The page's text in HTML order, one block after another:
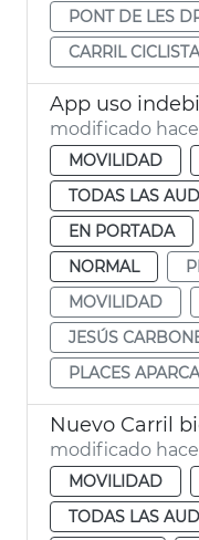
PONT DE LES
CARRIL CICLISTA
modificado
MOVILIDAD
TODAS LAS
EN PORTADA
NORMAL
MOVILIDAD
JESÚS
PLACES
Nuevo Carril
modificado
MOVILIDAD
TODAS LAS